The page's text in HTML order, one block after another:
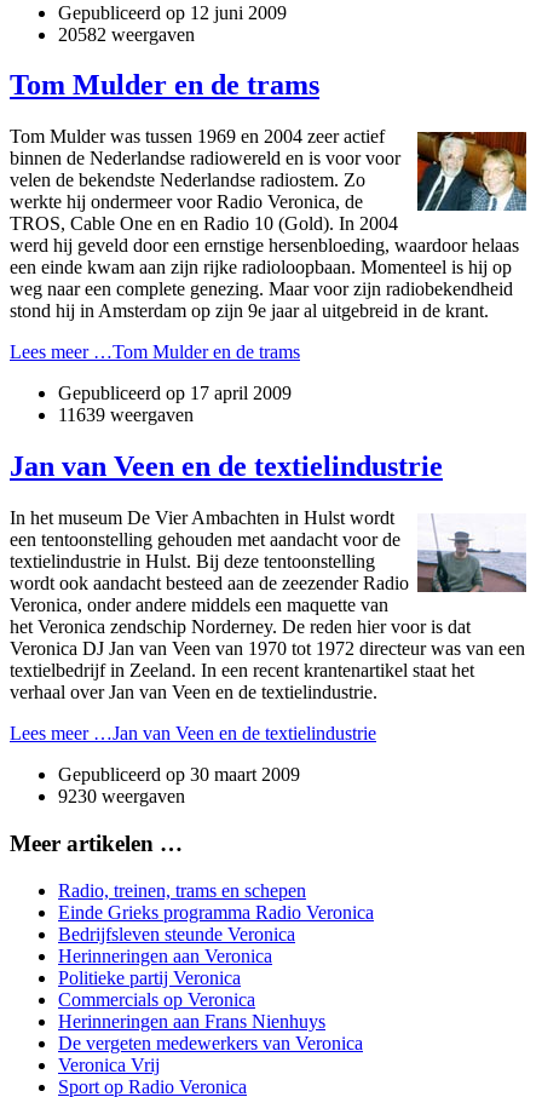
Gepubliceerd op 12 juni 2009
20582 weergaven
Tom Mulder en de trams
Tom Mulder was tussen 1969 en 2004 zeer actief
binnen de Nederlandse radiowereld en is voor voor
velen de bekendste Nederlandse radiostem. Zo
werkte hij ondermeer voor Radio Veronica, de
TROS, Cable One en en Radio 10 (Gold). In 2004
werd hij geveld door een ernstige hersenbloeding, waardoor helaas
een einde kwam aan zijn rijke radioloopbaan. Momenteel is hij op
weg naar een complete genezing. Maar voor zijn radiobekendheid
stond hij in Amsterdam op zijn 9e jaar al uitgebreid in de krant.
Lees meer …Tom Mulder en de trams
Gepubliceerd op 17 april 2009
11639 weergaven
Jan van Veen en de textielindustrie
In het museum De Vier Ambachten in Hulst wordt
een tentoonstelling gehouden met aandacht voor de
textielindustrie in Hulst. Bij deze tentoonstelling
wordt ook aandacht besteed aan de zeezender Radio
Veronica, onder andere middels een maquette van
het Veronica zendschip Norderney. De reden hier voor is dat
Veronica DJ Jan van Veen van 1970 tot 1972 directeur was van een
textielbedrijf in Zeeland. In een recent krantenartikel staat het
verhaal over Jan van Veen en de textielindustrie.
Lees meer …Jan van Veen en de textielindustrie
Gepubliceerd op 30 maart 2009
9230 weergaven
Meer artikelen …
Radio, treinen, trams en schepen
Einde Grieks programma Radio Veronica
Bedrijfsleven steunde Veronica
Herinneringen aan Veronica
Politieke partij Veronica
Commercials op Veronica
Herinneringen aan Frans Nienhuys
De vergeten medewerkers van Veronica
Veronica Vrij
Sport op Radio Veronica